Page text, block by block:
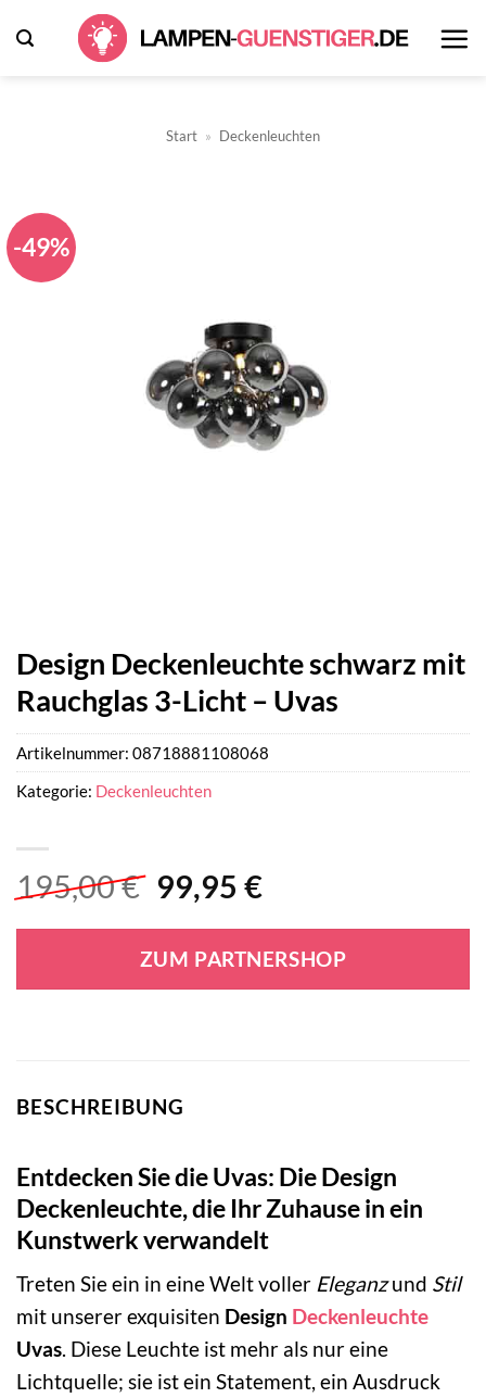
Inhalt
Start » Deckenleuchten
-49%
Design Deckenleuchte schwarz mit
Rauchglas 3-Licht – Uvas
195,00€ Ursprünglicher
war:
195,00 €
99,95 €Aktueller
ist:
99,95 €.
ZUM PARTNERSHOP
Artikelnummer: 08718881108068
Kategorie: Deckenleuchten
BESCHREIBUNG
Entdecken Sie die Uvas: Die Design
Deckenleuchte, die Ihr Zuhause in ein
Kunstwerk verwandelt
Treten Sie ein in eine Welt voller Eleganzund Stil
mit unserer exquisiten Design Deckenleuchte
Uvas. Diese Leuchte ist mehr als nur eine
Lichtquelle; sie ist ein Statement, ein Ausdruck